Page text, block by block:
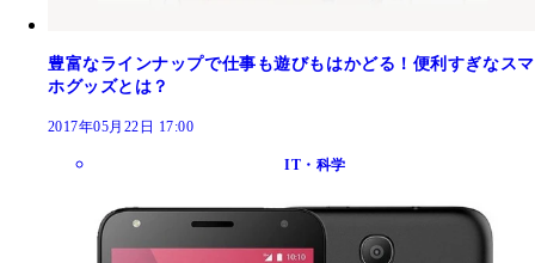
豊富なラインナップで仕事も遊びもはかどる！便利すぎなスマ
ホグッズとは？
2017年05月22日 17:00
IT・科学